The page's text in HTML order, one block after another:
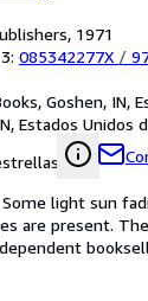
1971
085342277X /
Goshen, IN,
Estados Unidos
Some light sun
are present.